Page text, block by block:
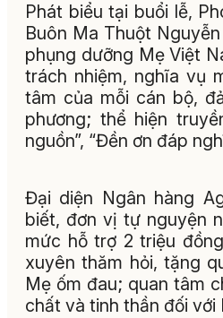
Phát biểu tại buổi lễ,
Buôn Ma Thuột
phụng dưỡng Mẹ Việt
trách nhiệm, nghĩa vụ
tâm của mỗi cán bộ,
phương; thể hiện
nguồn”, “Đền ơn đáp
Đại diện Ngân hàng
biết, đơn vị tự nguyện
mức hỗ trợ 2 triệu
xuyên thăm hỏi, tặng
Mẹ ốm đau; quan tâm
chất và tinh thần đối với